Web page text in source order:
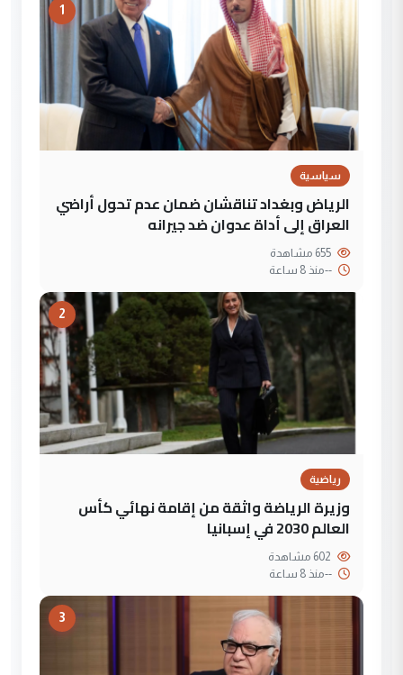
1
سياسية
الرياض وبغداد تناقشان ضمان عدم تحول أراضي
العراق إلى أداة عدوان ضد جيرانه
--منذ 8 ساعة
2
رياضية
وزيرة الرياضة واثقة من إقامة نهائي كأس
العالم 2030 في إسبانيا
--منذ 8 ساعة
3